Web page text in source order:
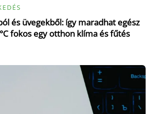
és üvegekből: így maradhat egész
fokos egy otthon klíma és fűtés